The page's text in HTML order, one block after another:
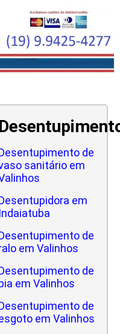
de
sanitário em
em
Indaiatuba
de
em Valinhos
de
em Valinhos
de
em Valinhos